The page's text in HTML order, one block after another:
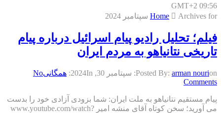
GMT+2 09:56
Home
Archives for سپتامبر 2024
فیلم؛ تحلیل رادیو پیام اسرائیل درباره پیام
تاریخی نتانیاهو به مردم ایران
Posted By: arman nourion: سپتامبر 30, 2024 In: همگانیNo
Comments
پیام مستقیم نتانیاهو به ملت ایران: شما بزودی آزادی خود را بدست
می آورید؛ سخن کوتاه آقای منشه امیر www.youtube.com/watch?